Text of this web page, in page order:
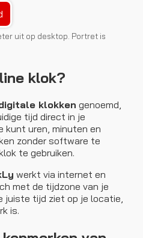
uit op desktop. Portret is
klok?
klokken genoemd,
tijd direct in je
kunt uren, minuten en
zonder software te
te gebruiken.
werkt via internet en
met de tijdzone van je
juiste tijd ziet op je locatie,
is.